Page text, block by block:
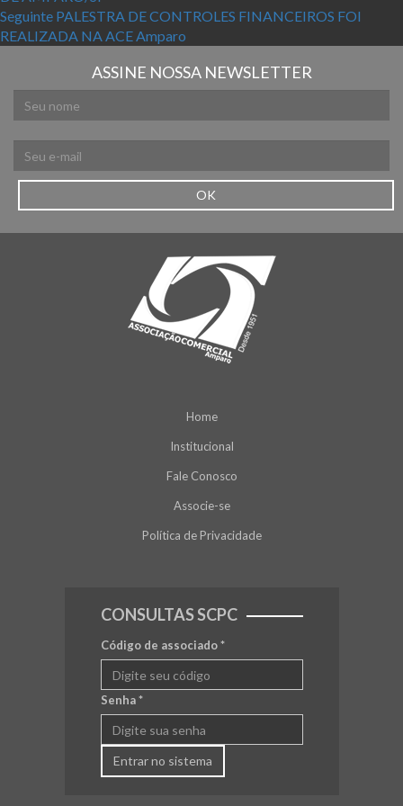
Seguinte Próximo post:
PALESTRA DE CONTROLES FINANCEIROS FOI
REALIZADA NA ACE Amparo
ASSINE NOSSA NEWSLETTER
OK
Home
Institucional
Fale Conosco
Associe-se
Política de Privacidade
CONSULTAS SCPC
Código de associado*
Senha*
Entrar no sistema